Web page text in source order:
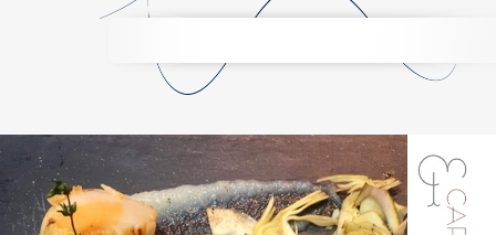
RICE4KIDSBIO
EXPERIENCE
CUCINAUNISCEIPOPOLI
ESHOP